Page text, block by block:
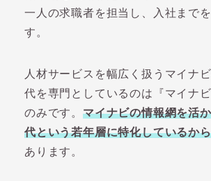
一人の求職者を担当し、入社まで
す。
人材サービスを幅広く扱うマイナ
代を専門としているのは『マイナビ
のみです。 マイナビの情報網を活
代という若年層に特化しているか
あります。